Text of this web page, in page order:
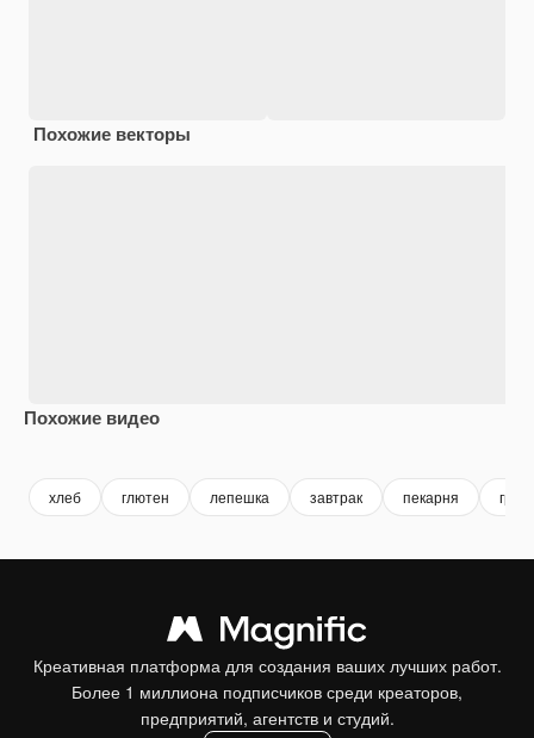
Похожие векторы
Похожие видео
хлеб глютен лепешка завтрак пекарня
Креативная платформа для создания ваших лучших работ.
Более 1 миллиона подписчиков среди креаторов,
предприятий, агентств и студий.